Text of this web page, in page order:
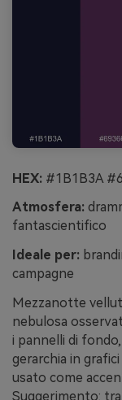
HEX: #1B1B3A
Atmosfera:
fantascientifico
Ideale per:
campagne
Mezzanotte
nebulosa
i pannelli di
gerarchia in
usato come
Suggerimento: